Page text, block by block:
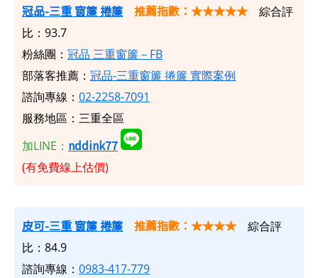
冠品-三重 窗簾 捲簾 推薦指數：★★★★★ 綜合評
比：93.7
粉絲團： 冠品 三重窗簾－FB
部落客推薦： 冠品-三重窗簾 捲簾 實際案例
諮詢專線： 02-2258-7091
服務地區：三重全區
加LINE： nddink77
(有免費線上估價)
皮可-三重 窗簾 捲簾 推薦指數：★★★★ 綜合評
比：84.9
諮詢專線： 0983-417-779